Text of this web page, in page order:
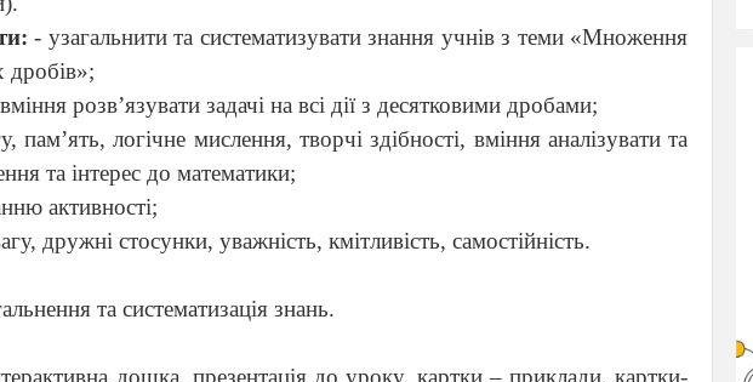
- узагальнити та систематизувати знання учнів з теми «Множення
дробів»;
розв’язувати задачі на всі дії з десятковими дробами;
пам’ять, логічне мислення, творчі здібності, вміння аналізувати та
та інтерес до математики;
активності;
дружні стосунки, уважність, кмітливість, самостійність.
та систематизація знань.
дошка, презентація до уроку, картки – приклади, картки-